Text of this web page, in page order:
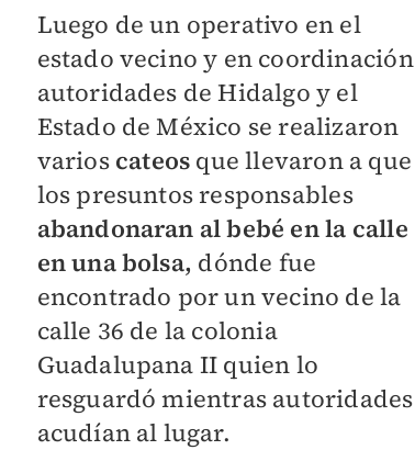
Luego de un operativo en el
estado vecino y en coordinación
autoridades de Hidalgo y el
Estado de México se realizaron
varios cateos que llevaron a que
los presuntos responsables
abandonaran al bebé en la calle
en una bolsa, dónde fue
encontrado por un vecino de la
calle 36 de la colonia
Guadalupana II quien lo
resguardó mientras autoridades
acudían al lugar.